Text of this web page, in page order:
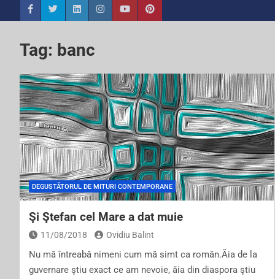
Tag: banc
DEGUSTĂTORUL DE MITURI CONTEMPORANE
Şi Ştefan cel Mare a dat muie
11/08/2018 Ovidiu Balint
Nu mă întreabă nimeni cum mă simt ca român.Ăia de la
guvernare ştiu exact ce am nevoie, ăia din diaspora ştiu